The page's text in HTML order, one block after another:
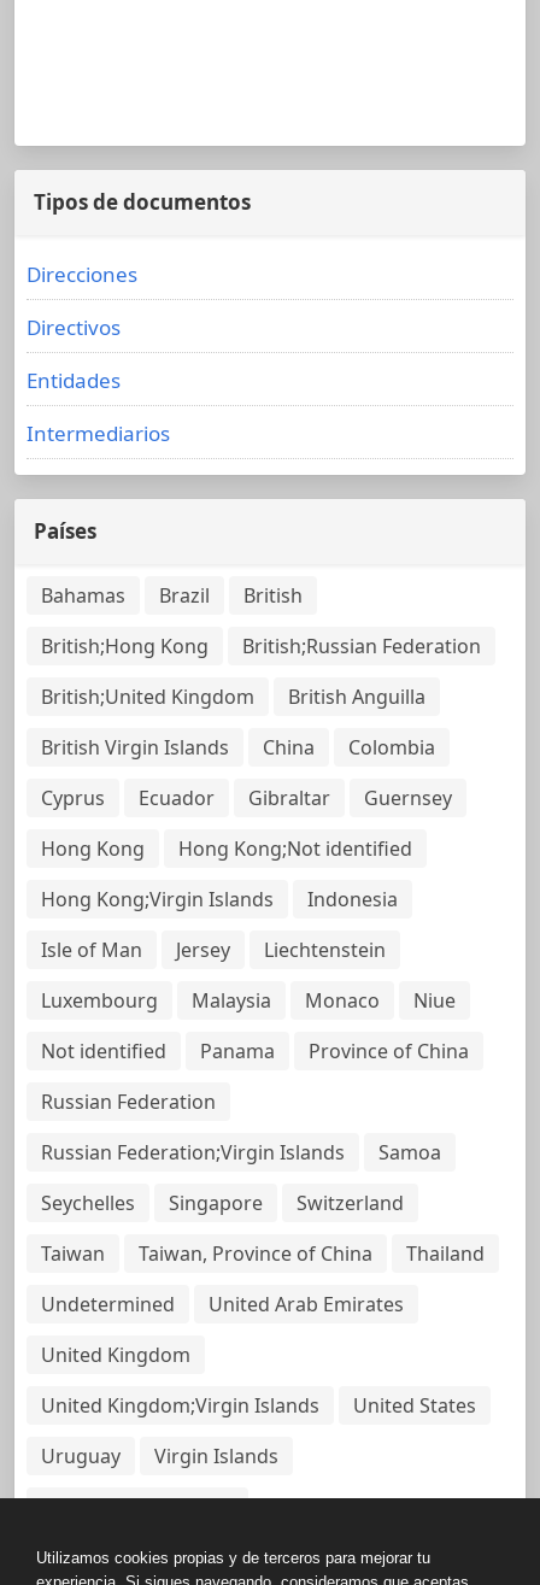
Tipos de documentos
Direcciones
Directivos
Entidades
Intermediarios
Países
Bahamas Brazil
British
British;Hong Kong
British;Russian Federation
British;United Kingdom
British Anguilla
British Virgin Islands
China
Colombia
Cyprus
Ecuador Gibraltar
Guernsey
Hong Kong
Hong Kong;Not identified
Hong Kong;Virgin Islands
Indonesia
Isle of Man
Jersey
Liechtenstein
Luxembourg
Malaysia Monaco
Niue
Not identified
Panama
Province of China
Russian Federation
Russian Federation;Virgin Islands
Samoa
Seychelles
Singapore
Switzerland
Taiwan
Taiwan, Province of China
Thailand
Undetermined
United Arab Emirates
United Kingdom
United Kingdom;Virgin Islands
United States
Uruguay
Virgin Islands
Virgin Islands, British
Utilizamos cookies propias y de terceros para mejorar tu